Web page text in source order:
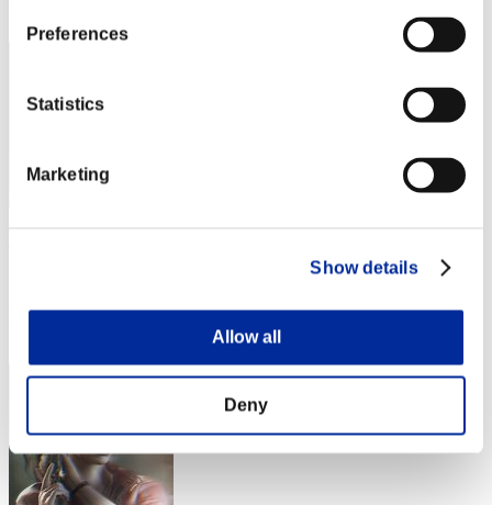
Preferences
Statistics
Marketing
Show details
Allow all
Deny
RANK